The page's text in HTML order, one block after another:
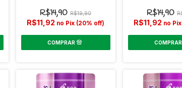
R$14,90 R$19,90
R$11,92 no Pix (20% off)
R$14,90
R$11,92 no